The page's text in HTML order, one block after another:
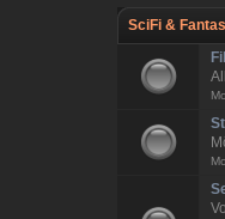
SciFi &